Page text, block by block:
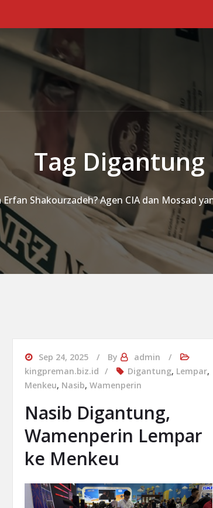
Tag Digantung
Erfan Shakourzadeh? Agen CIA dan Mossad
Sep 24, 2025 By
admin
kingpreman.biz.id
Digantung, Lempar,
Menkeu, Nasib, Wamenperin
Nasib Digantung,
Wamenperin Lempar
ke Menkeu